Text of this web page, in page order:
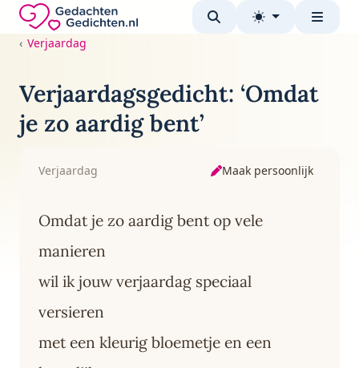
Direct naar de inhoud
Gedachten-Gedichten.nl — naar de homepage
Verjaardag
Verjaardagsgedicht: ‘Omdat
je zo aardig bent’
Verjaardag Maak persoonlijk
Omdat je zo aardig bent op vele
manieren
wil ik jouw verjaardag speciaal
versieren
met een kleurig bloemetje en een